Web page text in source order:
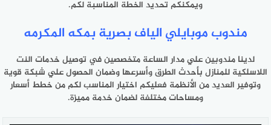
ويمكنكم تحديد الخطة المناسبة لكم.
مندوب موبايلي الياف بصرية بمكه المكرمه
لدينا مندوبين علي مدار الساعة متخصصين في توصيل خدمات النت
اللاسلكية للمنازل بأحدث الطرق وأسرعها وضمان الحصول علي شبكة قوية
وتوفير العديد من الأنظمة فعليكم اختيار المناسب لكم من خطط أسعار
ومساحات مختلفة لضمان خدمة مميزة.